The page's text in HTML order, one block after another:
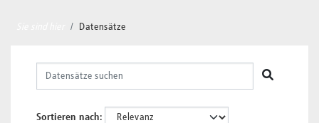
Datensätze
Sortieren nach